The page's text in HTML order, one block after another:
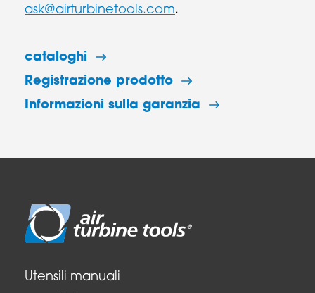
ask@airturbinetools.com.
cataloghi
Registrazione prodotto
Informazioni sulla garanzia
Utensili manuali